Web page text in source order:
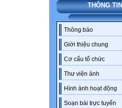
THÔNG TIN
Thông báo
Giới thiệu chung
Cơ cấu tổ chức
Thư viện ảnh
Hình ảnh hoạt động
Soạn bài trực tuyến